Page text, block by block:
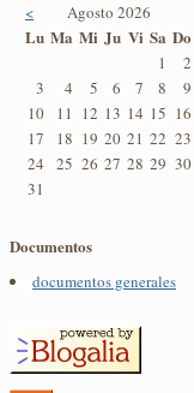
< Agosto 2026
Lu Ma Mi Ju Vi Sa Do
1
2
3
4 5 6 7 8
9
10
11 12 13 14 15 16
17
18 19 20 21 22 23
24
25 26 27 28 29 30
31
Documentos
documentos generales